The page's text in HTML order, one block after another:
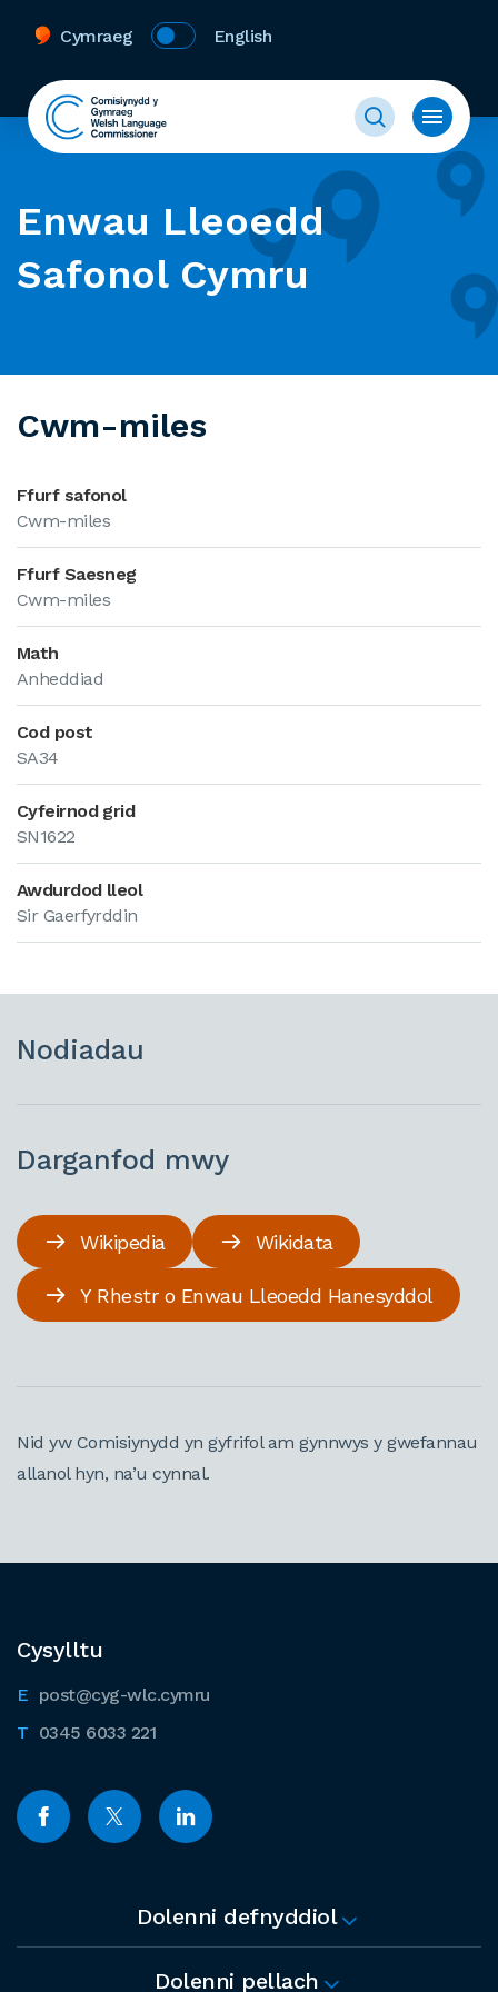
Cymraeg English
Enwau Lleoedd
Safonol Cymru
Cwm-miles
Ffurf safonol
Cwm-miles
Ffurf Saesneg
Cwm-miles
Math
Anheddiad
Cod post
SA34
Cyfeirnod grid
SN1622
Awdurdod lleol
Sir Gaerfyrddin
Nodiadau
Darganfod mwy
Wikipedia Wikidata
Y Rhestr o Enwau Lleoedd Hanesyddol
Nid yw Comisiynydd yn gyfrifol am gynnwys y gwefannau
allanol hyn, na’u cynnal.
Cysylltu
post@cyg-wlc.cymru
0345 6033 221
Dolenni defnyddiol
Dolenni pellach